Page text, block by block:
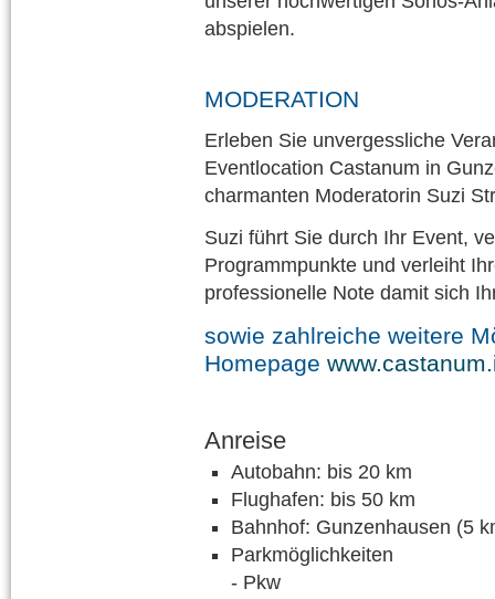
abspielen.
MODERATION
Erleben Sie unvergessliche
Eventlocation Castanum in
charmanten Moderatorin Suzi
Suzi führt Sie durch Ihr Event,
Programmpunkte und verleiht
professionelle Note damit sich
sowie zahlreiche weitere
Homepage
Anreise
Autobahn: bis 20 km
Flughafen: bis 50 km
Bahnhof: Gunzenhausen (5
Parkmöglichkeiten
- Pkw